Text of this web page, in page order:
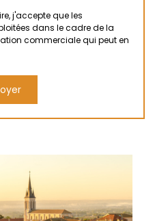
j'accepte que les
dans le cadre de la
commerciale qui peut en